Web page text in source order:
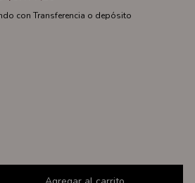
con Transferencia o depósito